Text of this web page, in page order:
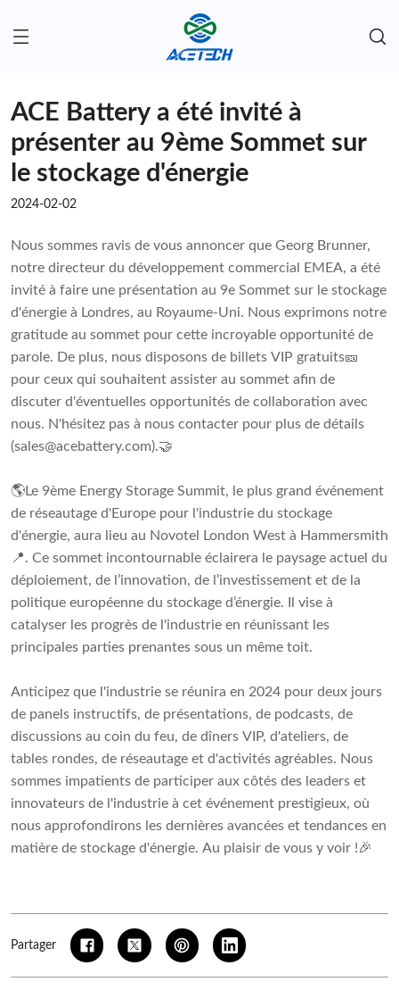
ACE Battery a été invité à
présenter au 9ème Sommet sur
le stockage d'énergie
2024-02-02
Nous sommes ravis de vous annoncer que Georg Brunner,
notre directeur du développement commercial EMEA, a été
invité à faire une présentation au 9e Sommet sur le stockage
d'énergie à Londres, au Royaume-Uni. Nous exprimons notre
gratitude au sommet pour cette incroyable opportunité de
parole. De plus, nous disposons de billets VIP gratuits🎫
pour ceux qui souhaitent assister au sommet afin de
discuter d'éventuelles opportunités de collaboration avec
nous. N'hésitez pas à nous contacter pour plus de détails
(sales@acebattery.com).🤝
🌎Le 9ème Energy Storage Summit, le plus grand événement
de réseautage d'Europe pour l'industrie du stockage
d'énergie, aura lieu au Novotel London West à Hammersmith
📍. Ce sommet incontournable éclairera le paysage actuel du
déploiement, de l’innovation, de l’investissement et de la
politique européenne du stockage d’énergie. Il vise à
catalyser les progrès de l'industrie en réunissant les
principales parties prenantes sous un même toit.
Anticipez que l'industrie se réunira en 2024 pour deux jours
de panels instructifs, de présentations, de podcasts, de
discussions au coin du feu, de dîners VIP, d'ateliers, de
tables rondes, de réseautage et d'activités agréables. Nous
sommes impatients de participer aux côtés des leaders et
innovateurs de l'industrie à cet événement prestigieux, où
nous approfondirons les dernières avancées et tendances en
matière de stockage d'énergie. Au plaisir de vous y voir !🎉
Partager